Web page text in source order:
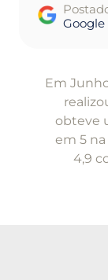
Google
Em
obteve
em 5
4,9